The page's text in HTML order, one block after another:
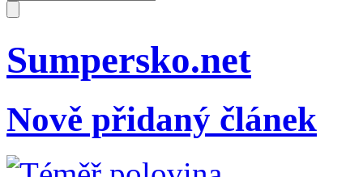
Sumpersko.net
Nově přidaný článek